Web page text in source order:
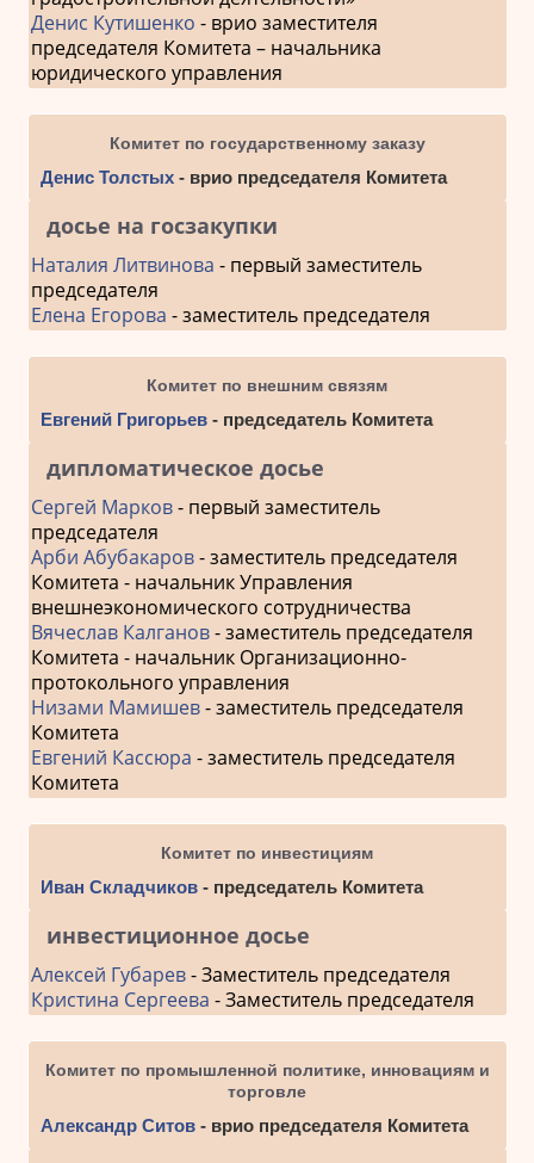
Денис Кутишенко - врио заместителя
председателя Комитета – начальника
юридического управления
Комитет по государственному заказу
Денис Толстых- врио председателя Комитета
досье на госзакупки
Наталия Литвинова - первый заместитель
председателя
Елена Егорова - заместитель председателя
Комитет по внешним связям
Евгений Григорьев- председатель Комитета
дипломатическое досье
Сергей Марков- первый заместитель
председателя
Арби Абубакаров- заместитель председателя
Комитета - начальник Управления
внешнеэкономического сотрудничества
Вячеслав Калганов- заместитель председателя
Комитета - начальник Организационно-
протокольного управления
Низами Мамишев- заместитель председателя
Комитета
Евгений Кассюра - заместитель председателя
Комитета
Комитет по инвестициям
Иван Складчиков- председатель Комитета
инвестиционное досье
Алексей Губарев- Заместитель председателя
Кристина Сергеева - Заместитель председателя
Комитет по промышленной политике, инновациям и
торговле
Александр Ситов- врио председателя Комитета